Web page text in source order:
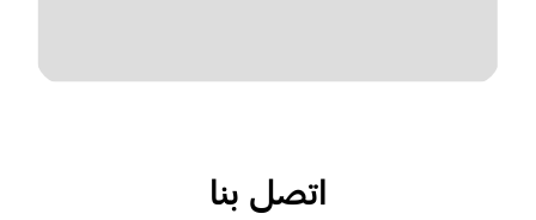
اتصل بنا